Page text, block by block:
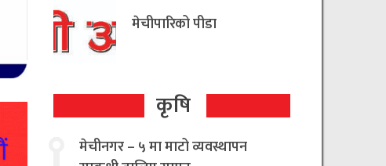
मेचीपारिको पीडा
कृषि
मेचीनगर – ५ मा माटो व्यवस्थापन